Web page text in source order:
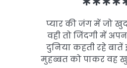
प्यार की जंग में जो खुद
वही तो जिंदगी में
दुनिया कहती रहे
मुहब्बत को पाकर वह